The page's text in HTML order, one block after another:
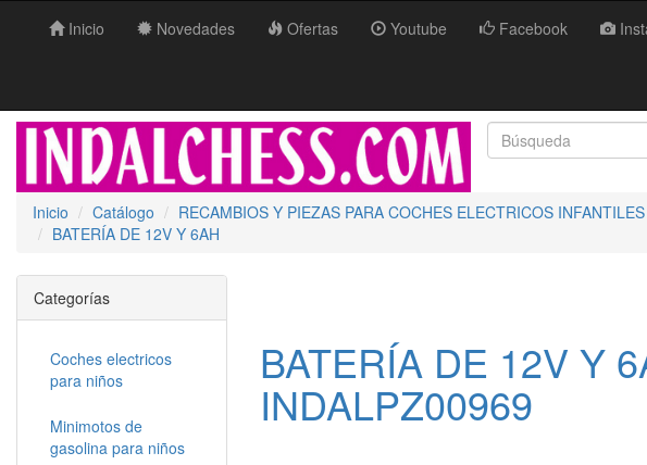
Inicio Novedades Ofertas Youtube Facebook
Inicio Catálogo RECAMBIOS Y PIEZAS PARA COCHES ELECTRICOS
BATERÍA DE 12V Y 6AH
BATERÍA DE 12V Y
INDALPZ00969
Categorías
Coches electricos
para niños
Minimotos de
gasolina para niños